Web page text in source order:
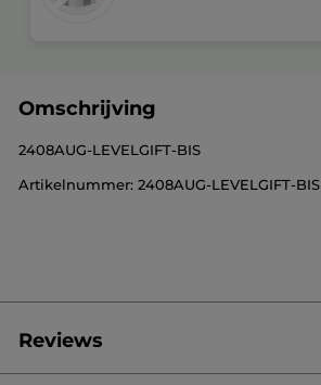
Omschrijving
2408AUG-LEVELGIFT-BIS
Artikelnummer: 2408AUG-LEVELGIFT-BIS
Reviews